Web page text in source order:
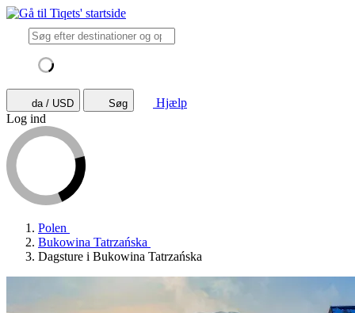
da / USD Søg
Hjælp
Log ind
Polen
Bukowina Tatrzańska
Dagsture i Bukowina Tatrzańska